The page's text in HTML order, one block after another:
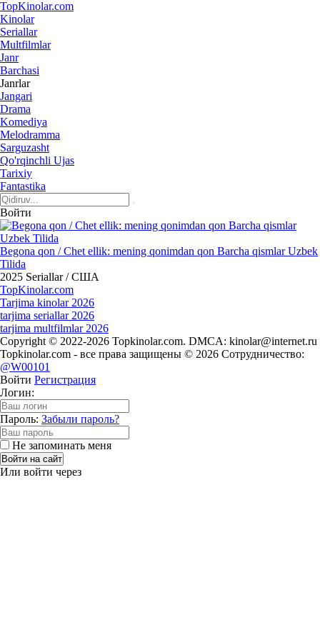
TopKinolar.com
Kinolar
Seriallar
Multfilmlar
Janr
Barchasi
Janrlar
Jangari
Drama
Komediya
Melodramma
Sarguzasht
Qo'rqinchli Ujas
Tarixiy
Fantastika
Войти
Begona qon / Chet ellik: mening qonimdan qon Barcha qismlar Uzbek
Tilida
2025 Seriallar / США
TopKinolar.com
Tarjima kinolar 2026
tarjima seriallar 2026
tarjima multfilmlar 2026
Copyright © 2022-2026 Topkinolar.com. DMCA: kinolar@internet.ru
Topkinolar.com - все права защищены © 2026 Сотрудничество:
@W00101
Войти Регистрация
Логин:
Пароль: Забыли пароль?
Не запоминать меня
Войти на сайт
Или войти через